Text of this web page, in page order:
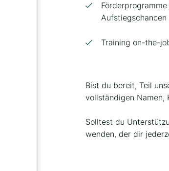
Aufstiegschancen
Training on-the-
Bist du bereit, Teil
vollständigen Namen,
Solltest du
wenden, der dir